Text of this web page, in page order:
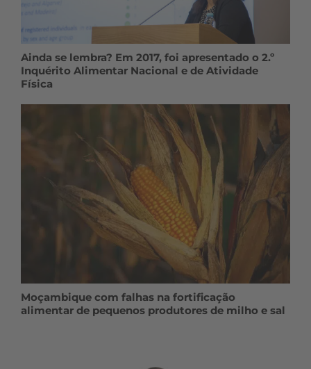
Ainda se lembra? Em 2017, foi apresentado o 2.º
Inquérito Alimentar Nacional e de Atividade
Física
Moçambique com falhas na fortificação
alimentar de pequenos produtores de milho e sal